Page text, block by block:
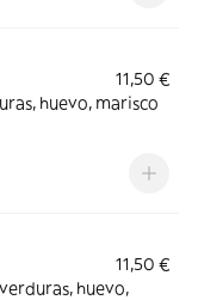
11,50 €
huevo, marisco
11,50 €
huevo,